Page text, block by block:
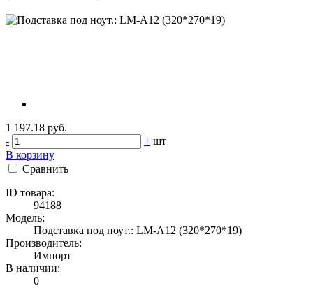
1 197.18 руб.
-
+ шт
В корзину
Сравнить
ID товара:
94188
Модель:
Подставка под ноут.: LM-A12 (320*270*19)
Производитель:
Импорт
В наличии:
0